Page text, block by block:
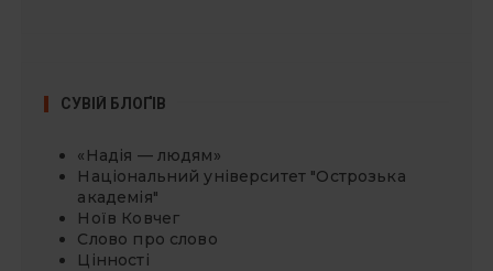
СУВІЙ БЛОҐІВ
«Надія — людям»
Національний університет "Острозька
академія"
Ноїв Ковчег
Слово про слово
Цінності